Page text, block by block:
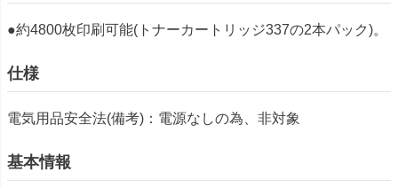
●約4800枚印刷可能(トナーカートリッジ337の2本パック)。
仕様
電気用品安全法(備考)：電源なしの為、非対象
基本情報